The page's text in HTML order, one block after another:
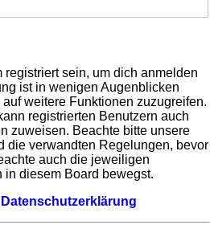
registriert sein, um dich anmelden
ist in wenigen Augenblicken
weitere Funktionen zuzugreifen.
registrierten Benutzern auch
zuweisen. Beachte bitte unsere
die verwandten Regelungen, bevor
auch die jeweiligen
in diesem Board bewegst.
Datenschutzerklärung